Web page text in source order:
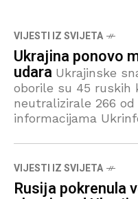
VIJESTI IZ SVIJETA
Ukrajina ponovo
udara Ukrajinske
oborile su 45 ruskih
neutralizirale 266 od
informacijama
Telegramu. Počevši
VIJESTI IZ SVIJETA
Rusija pokrenula